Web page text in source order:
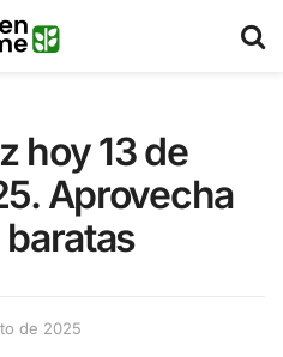
hoy 13 de
Aprovecha
de 2025